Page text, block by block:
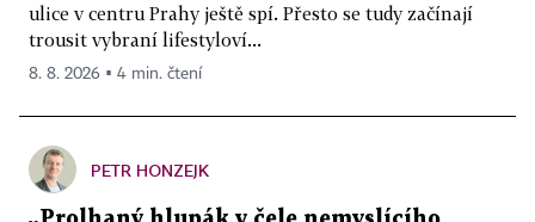
ulice v centru Prahy ještě spí. Přesto se tudy začínají
trousit vybraní lifestyloví...
8. 8. 2026 ▪ 4 min. čtení
PETR HONZEJK